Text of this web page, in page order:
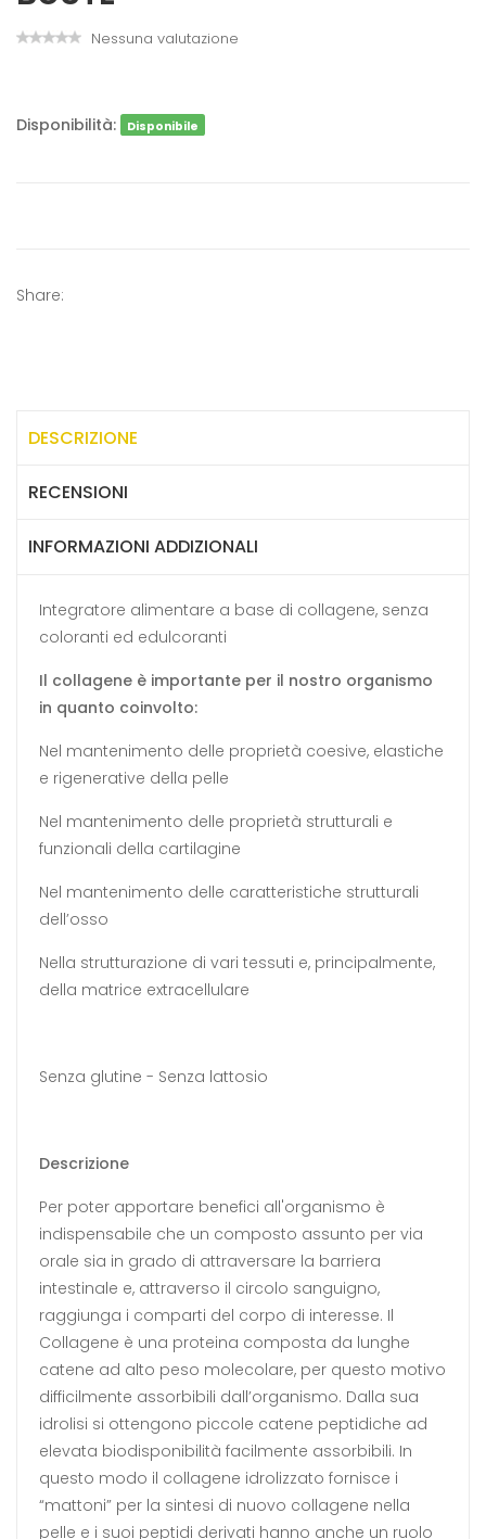
Nessuna valutazione
Disponibilità: Disponibile
Share:
DESCRIZIONE
RECENSIONI
INFORMAZIONI ADDIZIONALI
Integratore alimentare a base di collagene, senza
coloranti ed edulcoranti
Il collagene è importante per il nostro organismo
in quanto coinvolto:
Nel mantenimento delle proprietà coesive, elastiche
e rigenerative della pelle
Nel mantenimento delle proprietà strutturali e
funzionali della cartilagine
Nel mantenimento delle caratteristiche strutturali
dell’osso
Nella strutturazione di vari tessuti e, principalmente,
della matrice extracellulare
Senza glutine - Senza lattosio
Descrizione
Per poter apportare benefici all'organismo è
indispensabile che un composto assunto per via
orale sia in grado di attraversare la barriera
intestinale e, attraverso il circolo sanguigno,
raggiunga i comparti del corpo di interesse. Il
Collagene è una proteina composta da lunghe
catene ad alto peso molecolare, per questo motivo
difficilmente assorbibili dall’organismo. Dalla sua
idrolisi si ottengono piccole catene peptidiche ad
elevata biodisponibilità facilmente assorbibili. In
questo modo il collagene idrolizzato fornisce i
“mattoni” per la sintesi di nuovo collagene nella
pelle e i suoi peptidi derivati hanno anche un ruolo